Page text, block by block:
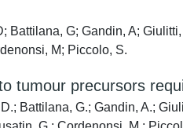
Battilana, G; Gandin, A;
M; Piccolo, S.
tumour precursors
Battilana, G.; Gandin, A.;